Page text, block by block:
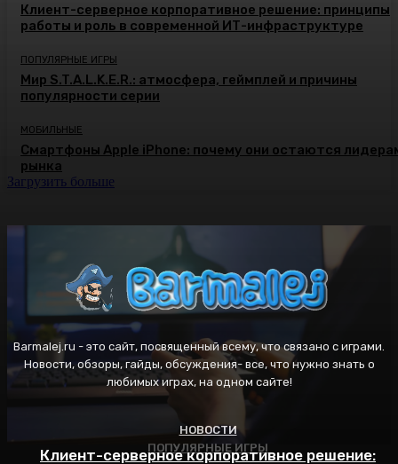
ПОПУЛЯРНЫЕ ИГРЫ
ПОПУЛЯРНЫЕ ИГРЫ
НОВОСТИ
Клиент-серверное корпоративное решение:
Клиент-серверное корпоративное решение: принципы
работы и роль в современной ИТ-инфраструктуре
ПОПУЛЯРНЫЕ ИГРЫ
Мир S.T.A.L.K.E.R.: атмосфера, геймплей и причины
популярности серии
МОБИЛЬНЫЕ
Смартфоны Apple iPhone: почему они остаются
рынка
Загрузить больше
Barmalej.ru - это сайт, посвященный всему, что связано с играми.
Новости, обзоры, гайды, обсуждения- все, что нужно знать о
любимых играх, на одном сайте!